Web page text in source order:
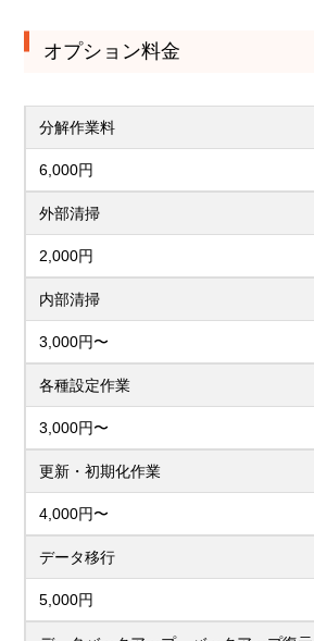
オプション料金
分解作業料
6,000円
外部清掃
2,000円
内部清掃
3,000円〜
各種設定作業
3,000円〜
更新・初期化作業
4,000円〜
データ移行
5,000円